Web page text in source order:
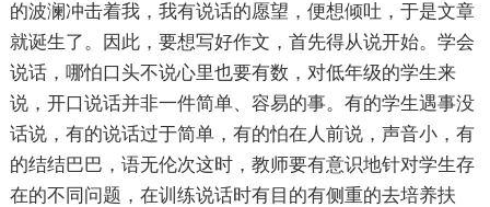
的波澜冲击着我，我有说话的愿望，便想倾吐，于是文章
就诞生了。因此，要想写好作文，首先得从说开始。学会
说话，哪怕口头不说心里也要有数，对低年级的学生来
说，开口说话并非一件简单、容易的事。有的学生遇事没
话说，有的说话过于简单，有的怕在人前说，声音小，有
的结结巴巴，语无伦次这时，教师要有意识地针对学生存
在的不同问题，在训练说话时有目的有侧重的去培养扶